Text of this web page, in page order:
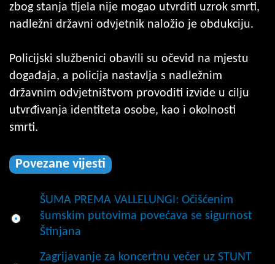
zbog stanja tijela nije mogao utvrditi uzrok smrti,
nadležni državni odvjetnik naložio je obdukciju.
Policijski službenici obavili su očevid na mjestu
događaja, a policija nastavlja s nadležnim
državnim odvjetništvom provoditi izvide u cilju
utvrđivanja identiteta osobe, kao i okolnosti
smrti.
Povezane vijesti
ŠUMA PREMA VALLELUNGI: Očišćenim
šumskim putovima povećava se sigurnost
Štinjana
Zagrijavanje za koncertnu večer uz STUNT